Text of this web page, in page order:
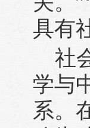
具有
社
学与
系。